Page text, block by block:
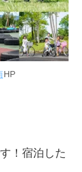
HP
！宿泊した